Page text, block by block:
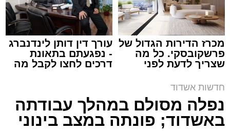
איחוד הצלה הצלה
אירוע דרמטי הסתיים בנס רפואי באשדוד, לאחר
שגבר בן 56 התמוטט בביתו שבאחד הרחובות
ברובע י"א בעיר, כתוצאה מאירוע פתאומי שגרם
מכרז הדירות הגדול של
פרשקובסקי. כל מה
שצריך לדעת לפני
באשדוד
עורך דין דותן לינדנברג
- נפגעתם בתאונת
דרכים לחצו לקבל מה
חדשות אשדוד
נפלה מסולם במהלך עבודתה
באשדוד; פונתה במצב בינוני